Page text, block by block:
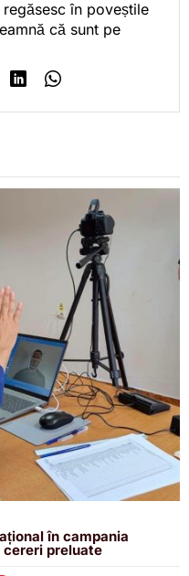
în poveștile
că sunt pe
în campania
cereri preluate